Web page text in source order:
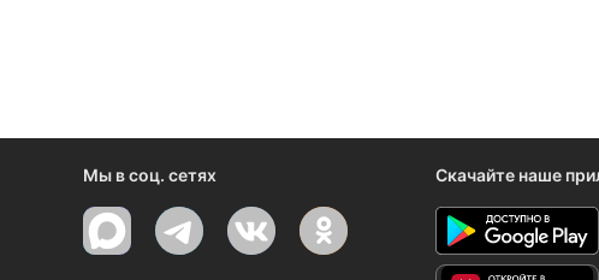
Мы в соц. сетях Скачайте наше